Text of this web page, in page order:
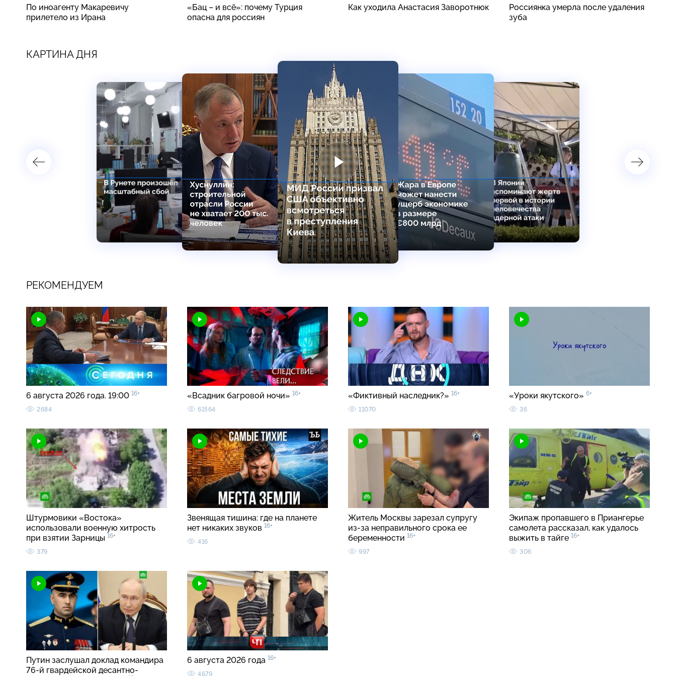
По иноагенту Макаревичу
прилетело из Ирана
«Бац – и всё»: почему Турция
опасна для россиян
Как уходила Анастасия Заворотнюк
Россиянка умерла после удаления
зуба
КАРТИНА ДНЯ
РЕКОМЕНДУЕМ
6 августа 2026 года. 19:00 16+
2684
«Всадник багровой ночи» 16+
61564
«Фиктивный наследник?» 16+
11070
«Уроки якутского» 6+
36
Штурмовики «Востока»
использовали военную хитрость
при взятии Зарницы 16+
379
Звенящая тишина: где на планете
нет никаких звуков 16+
416
Житель Москвы зарезал супругу
из-за неправильного срока ее
беременности 16+
997
Экипаж пропавшего в Приангерье
самолета рассказал, как удалось
выжить в тайге 16+
306
Путин заслушал доклад командира
76-й гвардейской десантно-
6 августа 2026 года 16+
4679